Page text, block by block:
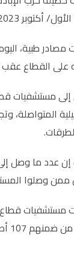
أكتوبر 2023.
على القطاع
المستشفيات إلى 1,898 شهيدا،
107 أطفال.